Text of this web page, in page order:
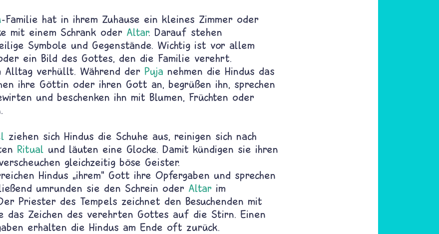
-Familie hat in ihrem Zuhause ein kleines Zimmer oder
mit einem Schrank oder Altar. Darauf stehen
Symbole und Gegenstände. Wichtig ist vor allem
ein Bild des Gottes, den die Familie verehrt.
Alltag verhüllt. Während der Puja nehmen die Hindus das
ihre Göttin oder ihren Gott an, begrüßen ihn, sprechen
und beschenken ihn mit Blumen, Früchten oder
ziehen sich Hindus die Schuhe aus, reinigen sich nach
Ritual und läuten eine Glocke. Damit kündigen sie ihren
gleichzeitig böse Geister.
Hindus „ihrem“ Gott ihre Opfergaben und sprechen
umrunden sie den Schrein oder Altar im
Priester des Tempels zeichnet den Besuchenden mit
das Zeichen des verehrten Gottes auf die Stirn. Einen
erhalten die Hindus am Ende oft zurück.